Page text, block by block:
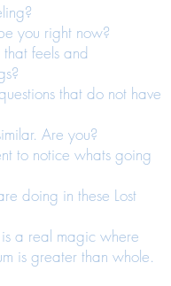
you right now?
feels and
that do not have
Are you?
to notice whats going
doing in these Lost
is a real magic where
is greater than whole.